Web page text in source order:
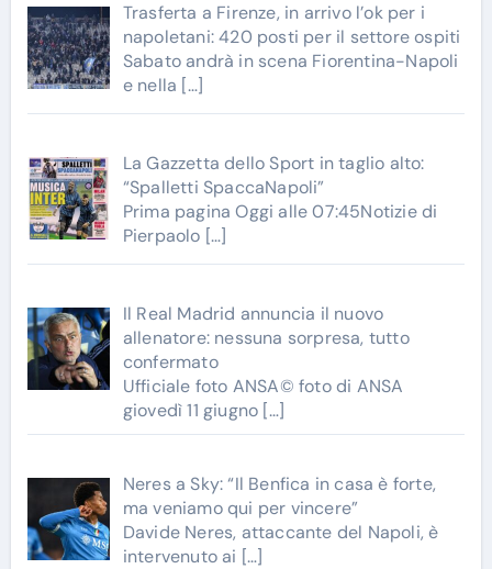
Trasferta a Firenze, in arrivo l’ok per i
napoletani: 420 posti per il settore ospiti
Sabato andrà in scena Fiorentina-Napoli
e nella […]
La Gazzetta dello Sport in taglio alto:
“Spalletti SpaccaNapoli”
Prima pagina Oggi alle 07:45Notizie di
Pierpaolo […]
Il Real Madrid annuncia il nuovo
allenatore: nessuna sorpresa, tutto
confermato
Ufficiale foto ANSA© foto di ANSA
giovedì 11 giugno […]
Neres a Sky: “Il Benfica in casa è forte,
ma veniamo qui per vincere”
Davide Neres, attaccante del Napoli, è
intervenuto ai […]